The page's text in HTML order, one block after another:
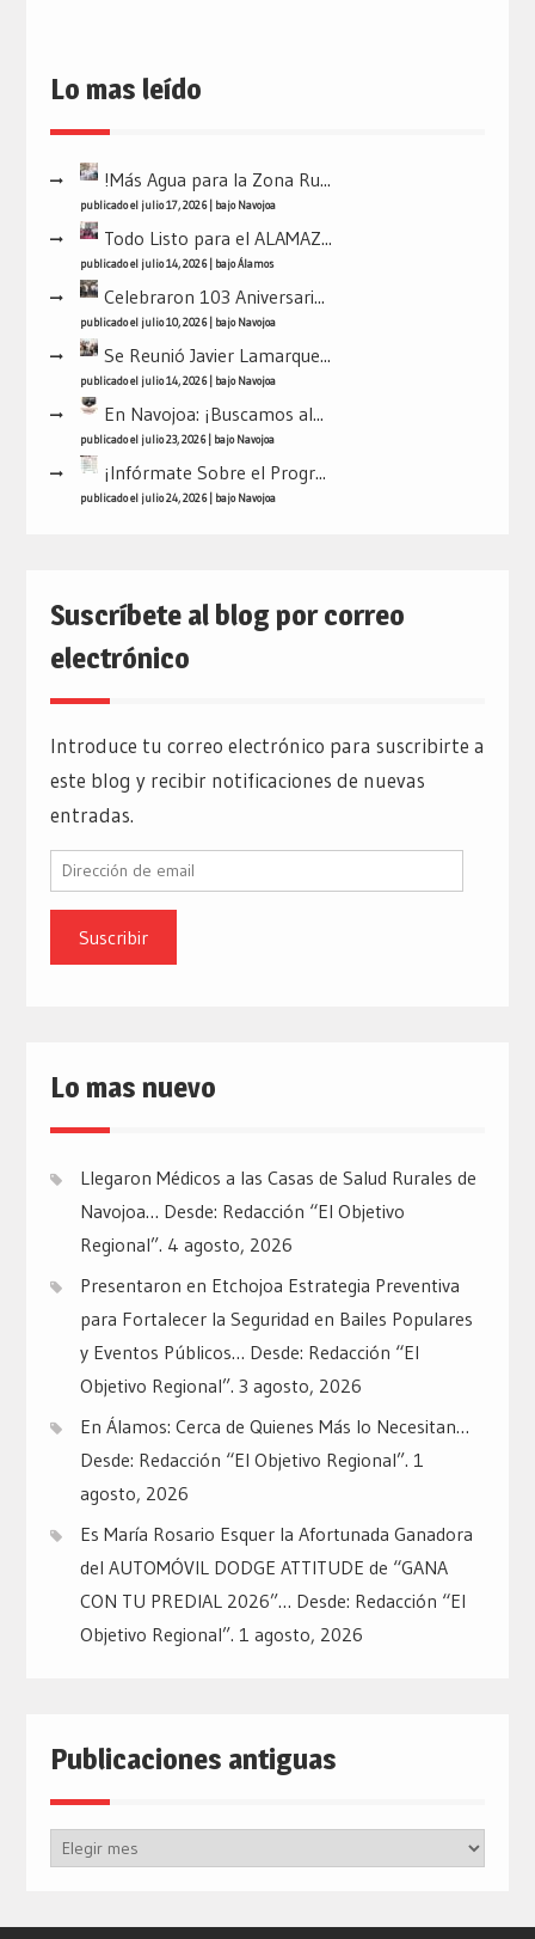
Lo mas leído
!Más Agua para la Zona Ru...
publicado el julio 17, 2026| bajoNavojoa
Todo Listo para el ALAMAZ...
publicado el julio 14, 2026| bajoÁlamos
Celebraron 103 Aniversari...
publicado el julio 10, 2026| bajoNavojoa
Se Reunió Javier Lamarque...
publicado el julio 14, 2026| bajoNavojoa
En Navojoa: ¡Buscamos al...
publicado el julio 23, 2026| bajoNavojoa
¡Infórmate Sobre el Progr...
publicado el julio 24, 2026| bajoNavojoa
Suscríbete al blog por correo
electrónico
Introduce tu correo electrónico para suscribirte a
este blog y recibir notificaciones de nuevas
entradas.
Dirección
email
Lo mas nuevo
Llegaron Médicos a las Casas de Salud Rurales de
Navojoa… Desde: Redacción “El Objetivo
Regional”. 4 agosto, 2026
Presentaron en Etchojoa Estrategia Preventiva
para Fortalecer la Seguridad en Bailes Populares
y Eventos Públicos… Desde: Redacción “El
Objetivo Regional”. 3 agosto, 2026
En Álamos: Cerca de Quienes Más lo Necesitan…
Desde: Redacción “El Objetivo Regional”. 1
agosto, 2026
Es María Rosario Esquer la Afortunada Ganadora
del AUTOMÓVIL DODGE ATTITUDE de “GANA
CON TU PREDIAL 2026”… Desde: Redacción “El
Objetivo Regional”. 1 agosto, 2026
Publicaciones antiguas
Publicaciones